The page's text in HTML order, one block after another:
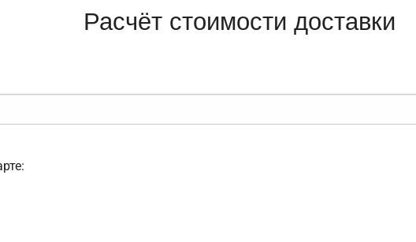
Расчёт стоимости доставки